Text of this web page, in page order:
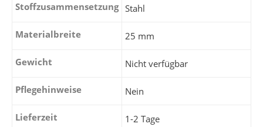
Stoffzusammensetzung Stahl
Materialbreite 25 mm
Gewicht Nicht verfügbar
Pflegehinweise Nein
Lieferzeit 1-2 Tage